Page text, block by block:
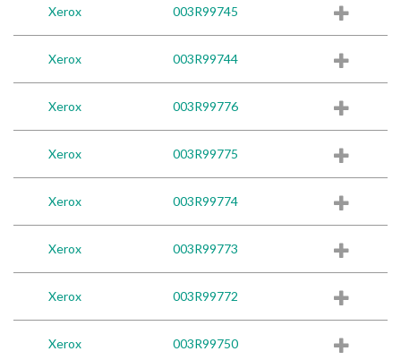
Xerox 003R99745
Xerox 003R99744
Xerox 003R99776
Xerox 003R99775
Xerox 003R99774
Xerox 003R99773
Xerox 003R99772
Xerox 003R99750